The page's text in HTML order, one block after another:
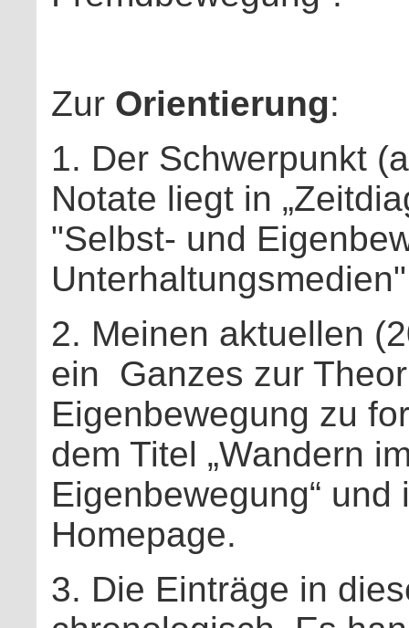
Zur Orientierung:
1. Der Schwerpunkt
Notate liegt in
"Selbst- und
2. Meinen aktuellen
ein
Ganzes zur
Eigenbewegung zu
dem Titel „Wandern
Eigenbewegung“ und
Homepage.
3. Die Einträge in